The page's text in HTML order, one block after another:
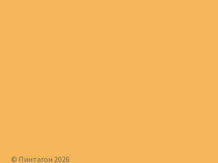
© Пинтагон 2026